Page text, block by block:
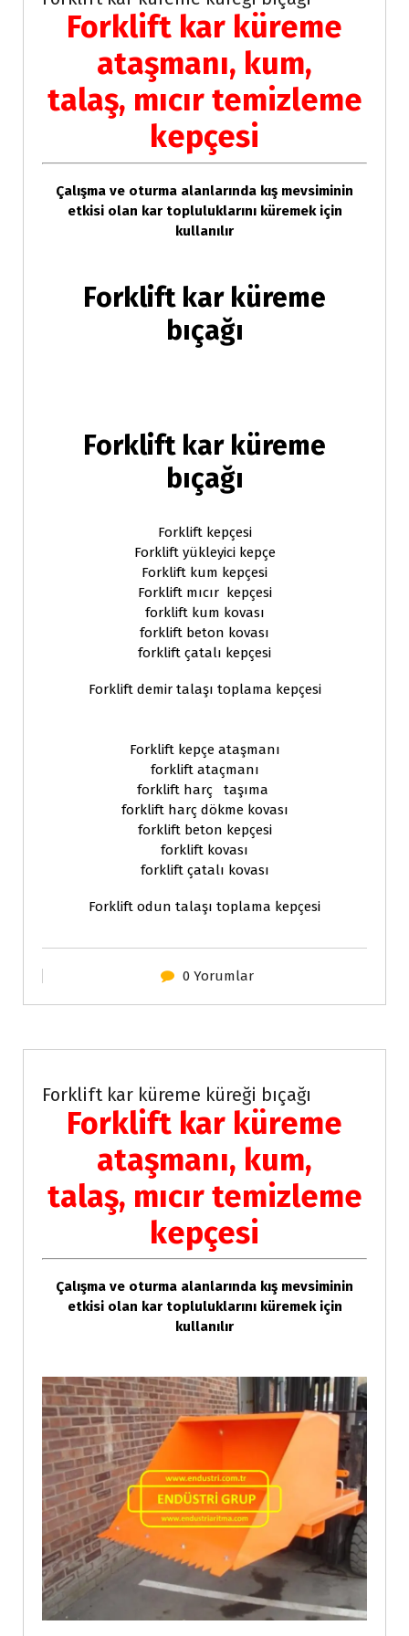
Forklift kar küreme
ataşmanı, kum,
talaş, mıcır temizleme
kepçesi
Çalışma ve oturma alanlarında kış mevsiminin
etkisi olan kar topluluklarını küremek için
kullanılır
Forklift kar küreme
bıçağı
Forklift kar küreme
bıçağı
Forklift kepçesi
Forklift yükleyici kepçe
Forklift kum kepçesi
Forklift mıcır kepçesi
forklift kum kovası
forklift beton kovası
forklift çatalı kepçesi
Forklift demir talaşı toplama kepçesi
Forklift kepçe ataşmanı
forklift ataçmanı
forklift harç taşıma
forklift harç dökme kovası
forklift beton kepçesi
forklift kovası
forklift çatalı kovası
Forklift odun talaşı toplama kepçesi
0 Yorumlar
Forklift kar küreme küreği bıçağı
Forklift kar küreme
ataşmanı, kum,
talaş, mıcır temizleme
kepçesi
Çalışma ve oturma alanlarında kış mevsiminin
etkisi olan kar topluluklarını küremek için
kullanılır